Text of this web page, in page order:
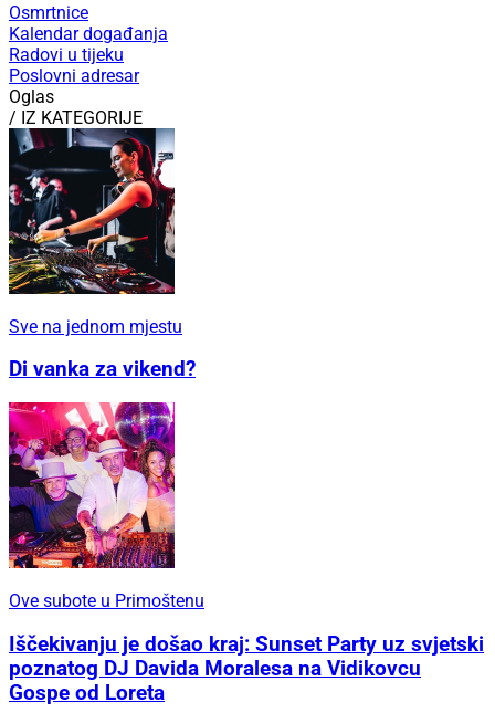
Osmrtnice
Kalendar događanja
Radovi u tijeku
Poslovni adresar
Oglas
/ IZ KATEGORIJE
Sve na jednom mjestu
Di vanka za vikend?
Ove subote u Primoštenu
Iščekivanju je došao kraj: Sunset Party uz svjetski
poznatog DJ Davida Moralesa na Vidikovcu
Gospe od Loreta